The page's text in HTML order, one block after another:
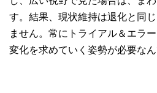
す。結果、現状維持は退化と同
ません。常にトライアル＆エラ
変化を求めていく姿勢が必要なん